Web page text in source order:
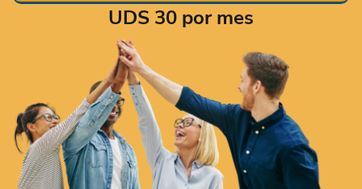
UDS 30 por mes